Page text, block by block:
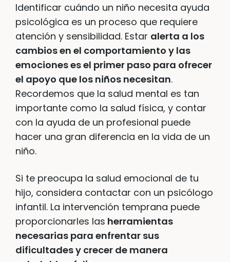
Identificar cuándo un niño necesita ayuda
psicológica es un proceso que requiere
atención y sensibilidad. Estar alerta a los
cambios en el comportamiento y las
emociones es el primer paso para ofrecer
el apoyo que los niños necesitan.
Recordemos que la salud mental es tan
importante como la salud física, y contar
con la ayuda de un profesional puede
hacer una gran diferencia en la vida de un
niño.
Si te preocupa la salud emocional de tu
hijo, considera contactar con un psicólogo
infantil. La intervención temprana puede
proporcionarles las herramientas
necesarias para enfrentar sus
dificultades y crecer de manera